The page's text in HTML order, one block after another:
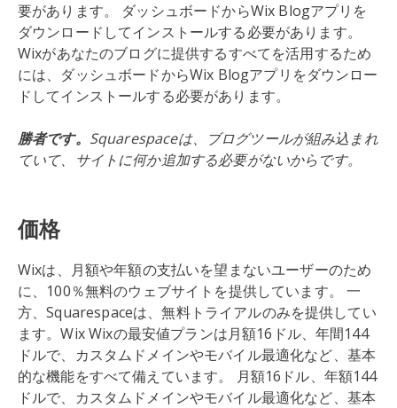
要があります。 ダッシュボードからWix Blogアプリを
ダウンロードしてインストールする必要があります。
Wixがあなたのブログに提供するすべてを活用するため
には、ダッシュボードからWix Blogアプリをダウンロー
ドしてインストールする必要があります。
勝者です。 Squarespaceは、ブログツールが組み込まれ
ていて、サイトに何か追加する必要がないからです。
価格
Wixは、月額や年額の支払いを望まないユーザーのため
に、100％無料のウェブサイトを提供しています。 一
方、Squarespaceは、無料トライアルのみを提供してい
ます。Wix Wixの最安値プランは月額16ドル、年間144
ドルで、カスタムドメインやモバイル最適化など、基本
的な機能をすべて備えています。 月額16ドル、年額144
ドルで、カスタムドメインやモバイル最適化など、基本